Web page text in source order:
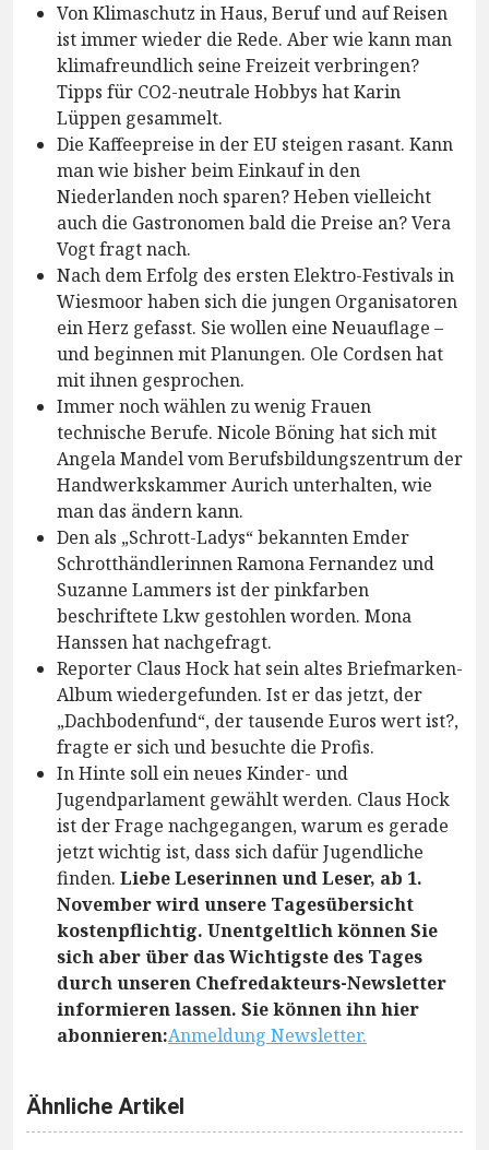
Von Klimaschutz in Haus, Beruf und auf Reisen
ist immer wieder die Rede. Aber wie kann man
klimafreundlich seine Freizeit verbringen?
Tipps für CO2-neutrale Hobbys hat Karin
Lüppen gesammelt.
Die Kaffeepreise in der EU steigen rasant. Kann
man wie bisher beim Einkauf in den
Niederlanden noch sparen? Heben vielleicht
auch die Gastronomen bald die Preise an? Vera
Vogt fragt nach.
Nach dem Erfolg des ersten Elektro-Festivals in
Wiesmoor haben sich die jungen Organisatoren
ein Herz gefasst. Sie wollen eine Neuauflage –
und beginnen mit Planungen. Ole Cordsen hat
mit ihnen gesprochen.
Immer noch wählen zu wenig Frauen
technische Berufe. Nicole Böning hat sich mit
Angela Mandel vom Berufsbildungszentrum der
Handwerkskammer Aurich unterhalten, wie
man das ändern kann.
Den als „Schrott-Ladys“ bekannten Emder
Schrotthändlerinnen Ramona Fernandez und
Suzanne Lammers ist der pinkfarben
beschriftete Lkw gestohlen worden. Mona
Hanssen hat nachgefragt.
Reporter Claus Hock hat sein altes Briefmarken-
Album wiedergefunden. Ist er das jetzt, der
„Dachbodenfund“, der tausende Euros wert ist?,
fragte er sich und besuchte die Profis.
In Hinte soll ein neues Kinder- und
Jugendparlament gewählt werden. Claus Hock
ist der Frage nachgegangen, warum es gerade
jetzt wichtig ist, dass sich dafür Jugendliche
finden. Liebe Leserinnen und Leser, ab 1.
November wird unsere Tagesübersicht
kostenpflichtig. Unentgeltlich können Sie
sich aber über das Wichtigste des Tages
durch unseren Chefredakteurs-Newsletter
informieren lassen. Sie können ihn hier
abonnieren:Anmeldung Newsletter.
Ähnliche Artikel